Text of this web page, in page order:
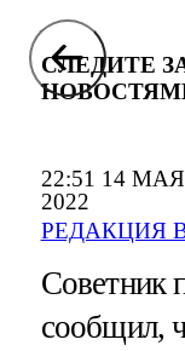
22:51 14 МАЯ
2022
РЕДАКЦИЯ
СЛЕДИТЕ
Советник
сообщил,